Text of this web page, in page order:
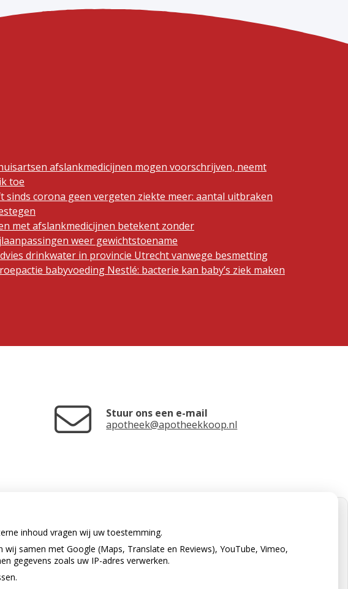
afslankmedicijnen mogen voorschrijven, neemt
toe
sinds corona geen vergeten ziekte meer: aantal uitbraken
met afslankmedicijnen betekent zonder
weer gewichtstoename
drinkwater in provincie Utrecht vanwege besmetting
babyvoeding Nestlé: bacterie kan baby’s ziek maken
Stuur ons een e-mail
apotheek@apotheekkoop.nl
inhoud vragen wij uw toestemming.
samen met Google (Maps, Translate en Reviews), YouTube, Vimeo,
gegevens zoals uw IP-adres verwerken.